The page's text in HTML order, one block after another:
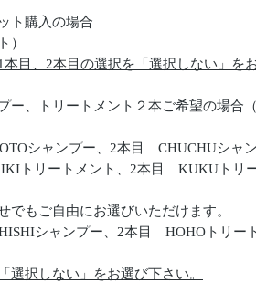
ト購入の場合
）
目、2本目の選択を「選択しない」を
ー、トリートメント２本ご希望の場合
シャンプー、2本目 CHUCHUシャ
トリートメント、2本目 KUKUトリ
もご自由にお選びいただけます。
シャンプー、2本目 HOHOトリー
択しない」をお選び下さい。